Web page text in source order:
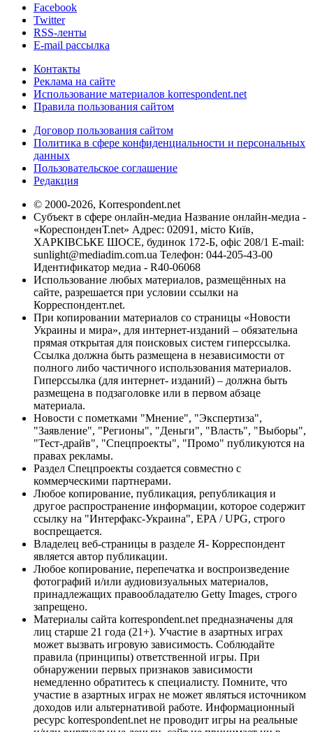
Facebook
Twitter
RSS-ленты
E-mail рассылка
Контакты
Реклама на сайте
Использование материалов korrespondent.net
Правила пользования сайтом
Договор пользования сайтом
Политика в сфере конфиденциальности и персональных
данных
Пользовательское соглашение
Редакция
© 2000-2026, Korrespondent.net
Субъект в сфере онлайн-медиа Название онлайн-медиа -
«КореспонденТ.net» Адрес: 02091, місто Київ,
ХАРКІВСЬКЕ ШОСЕ, будинок 172-Б, офіс 208/1 E-mail:
sunlight@mediadim.com.ua Телефон: 044-205-43-00
Идентификатор медиа - R40-06068
Использование любых материалов, размещённых на
сайте, разрешается при условии ссылки на
Корреспондент.net.
При копировании материалов со страницы «Новости
Украины и мира», для интернет-изданий – обязательна
прямая открытая для поисковых систем гиперссылка.
Ссылка должна быть размещена в независимости от
полного либо частичного использования материалов.
Гиперссылка (для интернет- изданий) – должна быть
размещена в подзаголовке или в первом абзаце
материала.
Новости с пометками "Мнение", "Экспертиза",
"Заявление", "Регионы", "Деньги", "Власть", "Выборы",
"Тест-драйв", "Спецпроекты", "Промо" публикуются на
правах рекламы.
Раздел Спецпроекты создается совместно с
коммерческими партнерами.
Любое копирование, публикация, републикация и
другое распространение информации, которое содержит
ссылку на "Интерфакс-Украина", EPA / UPG, строго
воспрещается.
Владелец веб-страницы в разделе Я- Корреспондент
является автор публикации.
Любое копирование, перепечатка и воспроизведение
фотографий и/или аудиовизуальных материалов,
принадлежащих правообладателю Getty Images, строго
запрещено.
Материалы сайта korrespondent.net предназначены для
лиц старше 21 года (21+). Участие в азартных играх
может вызвать игровую зависимость. Соблюдайте
правила (принципы) ответственной игры. При
обнаружении первых признаков зависимости
немедленно обратитесь к специалисту. Помните, что
участие в азартных играх не может являться источником
доходов или альтернативой работе. Информационный
ресурс korrespondent.net не проводит игры на реальные